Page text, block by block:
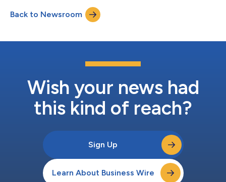
inversión actuales de los bancos globales. En este reporte se ha
percibido un cambio en las prioridades de la banca corporativa
Back to Newsroom
Wish your news had
this kind of reach?
Sign Up
Learn About Business Wire